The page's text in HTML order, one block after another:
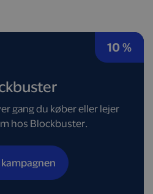
10 %
gang du køber eller lejer
hos Blockbuster.
kampagnen